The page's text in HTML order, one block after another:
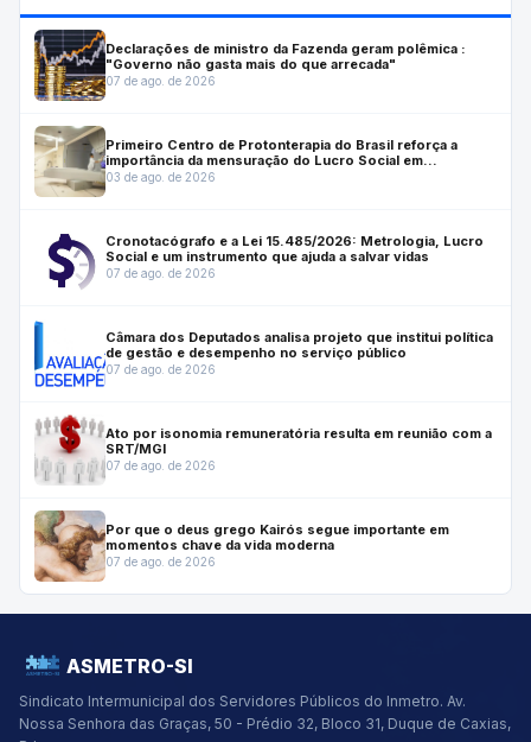
Declarações de ministro da Fazenda geram polêmica :
"Governo não gasta mais do que arrecada"
07 de ago. de 2026
Primeiro Centro de Protonterapia do Brasil reforça a
importância da mensuração do Lucro Social em
investimentos estratégicos para a saúde
03 de ago. de 2026
Cronotacógrafo e a Lei 15.485/2026: Metrologia, Lucro
Social e um instrumento que ajuda a salvar vidas
07 de ago. de 2026
Câmara dos Deputados analisa projeto que institui política
de gestão e desempenho no serviço público
07 de ago. de 2026
Ato por isonomia remuneratória resulta em reunião com a
SRT/MGI
07 de ago. de 2026
Por que o deus grego Kairós segue importante em
momentos chave da vida moderna
07 de ago. de 2026
ASMETRO-SI
Sindicato Intermunicipal dos Servidores Públicos do Inmetro. Av.
Nossa Senhora das Graças, 50 - Prédio 32, Bloco 31, Duque de Caxias,